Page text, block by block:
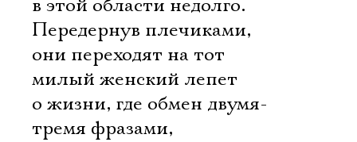
в этой области недолго.
Передернув плечиками,
они переходят на тот
милый женский лепет
о жизни, где обмен двумя-
тремя фразами,